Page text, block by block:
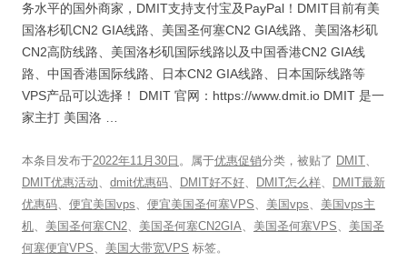
务水平的国外商家，DMIT支持支付宝及PayPal！DMIT目前有美
国洛杉矶CN2 GIA线路、美国圣何塞CN2 GIA线路、美国洛杉矶
CN2高防线路、美国洛杉矶国际线路以及中国香港CN2 GIA线
路、中国香港国际线路、日本CN2 GIA线路、日本国际线路等
VPS产品可以选择！ DMIT 官网：https://www.dmit.io DMIT 是一
家主打 美国洛 …
本条目发布于2022年11月30日 。属于优惠促销分类，被贴了 DMIT、
DMIT优惠活动、 dmit优惠码、 DMIT好不好、 DMIT怎么样、
DMIT最新
优惠码、 便宜美国vps、 便宜美国圣何塞VPS、 美国vps、 美国vps主
机、 美国圣何塞CN2、 美国圣何塞CN2GIA、 美国圣何塞VPS、 美国圣
何塞便宜VPS、 美国大带宽VPS 标签。